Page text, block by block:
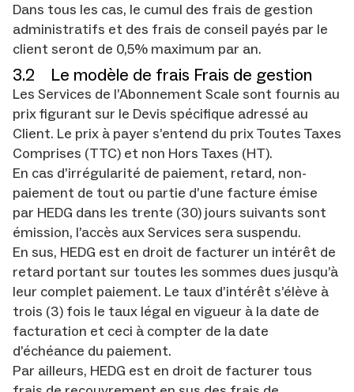
Dans tous les cas, le cumul des frais de gestion
administratifs et des frais de conseil payés par le
client seront de 0,5% maximum par an.
3.2 Le modèle de frais Frais de gestion
Les Services de l’Abonnement Scale sont fournis au
prix figurant sur le Devis spécifique adressé au
Client. Le prix à payer s’entend du prix Toutes Taxes
Comprises (TTC) et non Hors Taxes (HT).
En cas d’irrégularité de paiement, retard, non-
paiement de tout ou partie d’une facture émise
par HEDG dans les trente (30) jours suivants sont
émission, l’accès aux Services sera suspendu.
En sus, HEDG est en droit de facturer un intérêt de
retard portant sur toutes les sommes dues jusqu’à
leur complet paiement. Le taux d’intérêt s’élève à
trois (3) fois le taux légal en vigueur à la date de
facturation et ceci à compter de la date
d’échéance du paiement.
Par ailleurs, HEDG est en droit de facturer tous